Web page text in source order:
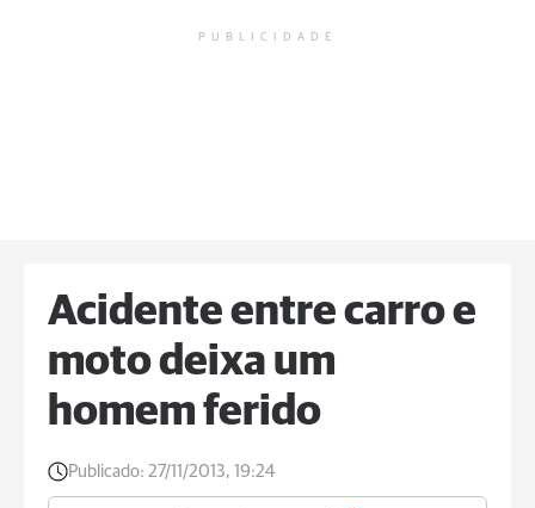
PUBLICIDADE
Acidente entre carro e
moto deixa um
homem ferido
Publicado: 27/11/2013, 19:24